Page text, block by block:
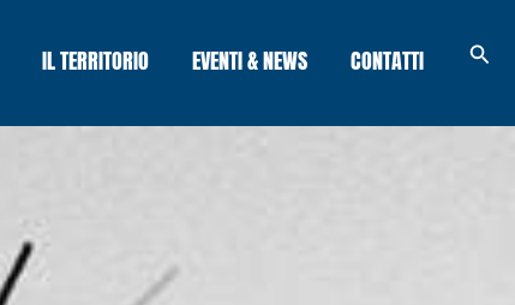
IL TERRITORIO EVENTI & NEWS CONTATTI